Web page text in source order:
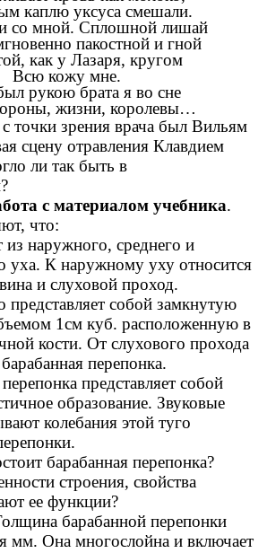
каплю уксуса смешали.
со мной. Сплошной лишай
пакостной и гной
как у Лазаря, кругом
Всю кожу мне.
рукою брата я во сне
жизни, королевы…
точки зрения врача был Вильям
сцену отравления Клавдием
ли так быть в
с материалом учебника.
что:
из наружного, среднего и
уха. К наружному уху относится
и слуховой проход.
представляет собой замкнутую
1см куб. расположенную в
кости. От слухового прохода
перепонка.
представляет собой
образование. Звуковые
колебания этой туго
барабанная перепонка?
строения, свойства
ее функции?
барабанной перепонки
мм. Она многослойна и включает